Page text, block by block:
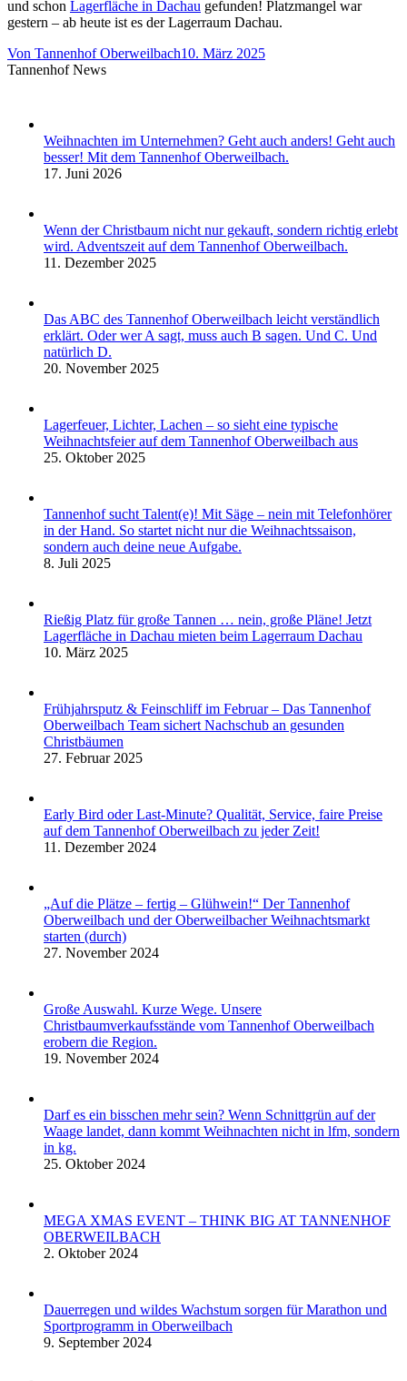
und schon Lagerfläche in Dachau gefunden! Platzmangel war
gestern – ab heute ist es der Lagerraum Dachau.
Von Tannenhof Oberweilbach10. März 2025
Tannenhof News
Weihnachten im Unternehmen? Geht auch anders! Geht auch
besser! Mit dem Tannenhof Oberweilbach.
17. Juni 2026
Wenn der Christbaum nicht nur gekauft, sondern richtig erlebt
wird. Adventszeit auf dem Tannenhof Oberweilbach.
11. Dezember 2025
Das ABC des Tannenhof Oberweilbach leicht verständlich
erklärt. Oder wer A sagt, muss auch B sagen. Und C. Und
natürlich D.
20. November 2025
Lagerfeuer, Lichter, Lachen – so sieht eine typische
Weihnachtsfeier auf dem Tannenhof Oberweilbach aus
25. Oktober 2025
Tannenhof sucht Talent(e)! Mit Säge – nein mit Telefonhörer
in der Hand. So startet nicht nur die Weihnachtssaison,
sondern auch deine neue Aufgabe.
8. Juli 2025
Rießig Platz für große Tannen … nein, große Pläne! Jetzt
Lagerfläche in Dachau mieten beim Lagerraum Dachau
10. März 2025
Frühjahrsputz & Feinschliff im Februar – Das Tannenhof
Oberweilbach Team sichert Nachschub an gesunden
Christbäumen
27. Februar 2025
Early Bird oder Last-Minute? Qualität, Service, faire Preise
auf dem Tannenhof Oberweilbach zu jeder Zeit!
11. Dezember 2024
„Auf die Plätze – fertig – Glühwein!“ Der Tannenhof
Oberweilbach und der Oberweilbacher Weihnachtsmarkt
starten (durch)
27. November 2024
Große Auswahl. Kurze Wege. Unsere
Christbaumverkaufsstände vom Tannenhof Oberweilbach
erobern die Region.
19. November 2024
Darf es ein bisschen mehr sein? Wenn Schnittgrün auf der
Waage landet, dann kommt Weihnachten nicht in lfm, sondern
in kg.
25. Oktober 2024
MEGA XMAS EVENT – THINK BIG AT TANNENHOF
OBERWEILBACH
2. Oktober 2024
Dauerregen und wildes Wachstum sorgen für Marathon und
Sportprogramm in Oberweilbach
9. September 2024